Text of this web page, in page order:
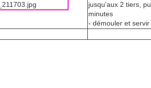
jusqu'aux 2 tiers,
minutes
- démouler et